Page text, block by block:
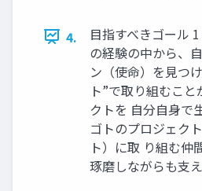
4.
目指すべきゴール
の経験の中から、
ン（使命）を見つ
ト”で取り組むこ
クトを 自分自身で
ゴトのプロジェク
ト）に取 り組む仲
琢磨しながらも支